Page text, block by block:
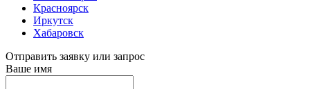
Красноярск
Иркутск
Хабаровск
Отправить заявку или запрос
Ваше имя